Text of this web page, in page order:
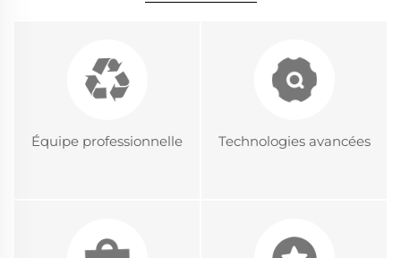
Équipe professionnelle Technologies avancées